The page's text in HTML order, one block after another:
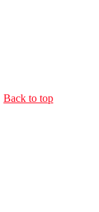
Back to top